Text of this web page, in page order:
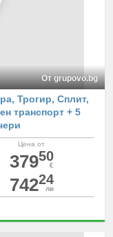
От grupovo.bg
Трогир, Сплит,
транспорт + 5
Цена от
37950
€
74224
лв